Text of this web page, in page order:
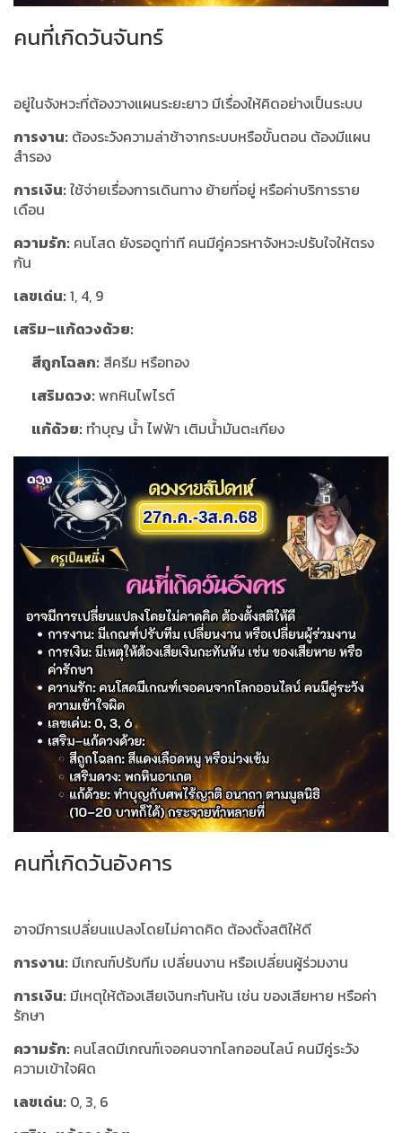
คนที่เกิดวันจันทร์
อยู่ในจังหวะที่ต้องวางแผนระยะยาว มีเรื่องให้คิดอย่างเป็นระบบ
การงาน: ต้องระวังความล่าช้าจากระบบหรือขั้นตอน ต้องมีแผน
สำรอง
การเงิน:ใช้จ่ายเรื่องการเดินทาง ย้ายที่อยู่ หรือค่าบริการราย
เดือน
ความรัก: คนโสด ยังรอดูท่าที คนมีคู่ควรหาจังหวะปรับใจให้ตรง
กัน
เลขเด่น:1, 4, 9
เสริม–แก้ดวงด้วย:
สีถูกโฉลก: สีครีม หรือทอง
เสริมดวง:พกหินไพไรต์
แก้ด้วย: ทำบุญ น้ำ ไฟฟ้า เติมน้ำมันตะเกียง
คนที่เกิดวันอังคาร
อาจมีการเปลี่ยนแปลงโดยไม่คาดคิด ต้องตั้งสติให้ดี
การงาน: มีเกณฑ์ปรับทีม เปลี่ยนงาน หรือเปลี่ยนผู้ร่วมงาน
การเงิน: มีเหตุให้ต้องเสียเงินกะทันหัน เช่น ของเสียหาย หรือค่า
รักษา
ความรัก: คนโสดมีเกณฑ์เจอคนจากโลกออนไลน์ คนมีคู่ระวัง
ความเข้าใจผิด
เลขเด่น: 0, 3, 6